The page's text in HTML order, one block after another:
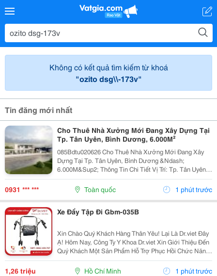
Không có kết quả tìm kiếm từ khoá
"ozito dsg\\-173v"
Tin đăng mới nhất
Cho Thuê Nhà Xưởng Mới Đang Xây Dựng Tại
Tp. Tân Uyên, Bình Dương, 6.000M²
085Bdtu020626 Cho Thuê Nhà Xưởng Mới Đang Xây
Dựng Tại Tp. Tân Uyên, Bình Dương &Ndash;
6.000M&Sup2; Thông Tin Chi Tiết Vị Trí: Tp. Tân Uyên,
Bình Dương. Tổng Diện Tích Khuôn Viên Đất:
9.800M&Sup2; Diện Tích Sử Dụng Tổng Diện Tích Nhà
Xưởng:...
0931 *** *** Toàn quốc 1 phút trước
Xe Đẩy Tập Đi Gbm-035B
Xin Chào Quý Khách Hàng Thân Yêu! Lại Là Dr.viet Đây
Ạ! Hôm Nay, Công Ty Y Khoa Dr.viet Xin Giới Thiệu Đến
Quý Khách Một Sản Phẩm Hỗ Trợ Phục Hồi Chức Năng
Vô Cùng Tiện Lợi, Giúp Người Cao Tuổi, Người Bệnh
Và Người Gặp Khó Khăn Trong Vận Động Có...
1,26 triệu Hồ Chí Minh 1 phút trước